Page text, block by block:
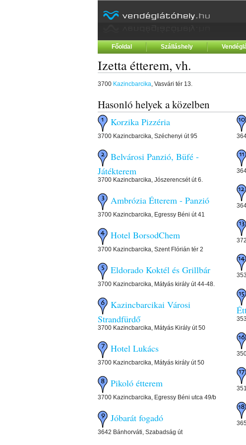
Főoldal Szálláshely
Izetta étterem, vh.
3700 Kazincbarcika, Vasvári tér 13.
Hasonló helyek a közelben
Korzika Pizzéria
3700 Kazincbarcika, Széchenyi út 95
Belvárosi Panzió, Büfé -
Játékterem
3700 Kazincbarcika, Jószerencsét út 6.
Ambrózia Étterem - Panzió
3700 Kazincbarcika, Egressy Béni út 41
Hotel BorsodChem
3700 Kazincbarcika, Szent Flórián tér 2
Eldorado Koktél és Grillbár
3700 Kazincbarcika, Mátyás király út 44-48.
Kazincbarcikai Városi
Strandfürdő
3700 Kazincbarcika, Mátyás Király út 50
Hotel Lukács
3700 Kazincbarcika, Mátyás király út 50
Pikoló étterem
3700 Kazincbarcika, Egressy Béni utca 49/b
Jóbarát fogadó
3642 Bánhorváti, Szabadság út